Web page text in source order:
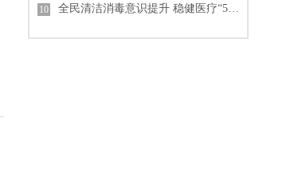
10 全民清洁消毒意识提升 稳健医疗“55护手节”倡导关注手卫生